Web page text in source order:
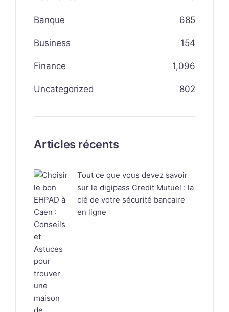
Banque 685
Business 154
Finance 1,096
Uncategorized 802
Articles récents
Tout ce que vous devez savoir
sur le digipass Credit Mutuel : la
clé de votre sécurité bancaire
en ligne